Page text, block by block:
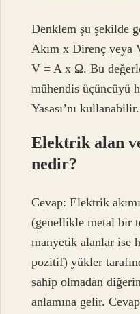
Denklem şu şekilde
Akım x Direnç veya
V = A x Ω. Bu
mühendis üçüncüyü
Yasası’nı kullanabilir.
Elektrik alan
nedir?
Cevap: Elektrik
(genellikle metal bir
manyetik alanlar ise
pozitif) yükler
sahip olmadan
anlamına gelir.